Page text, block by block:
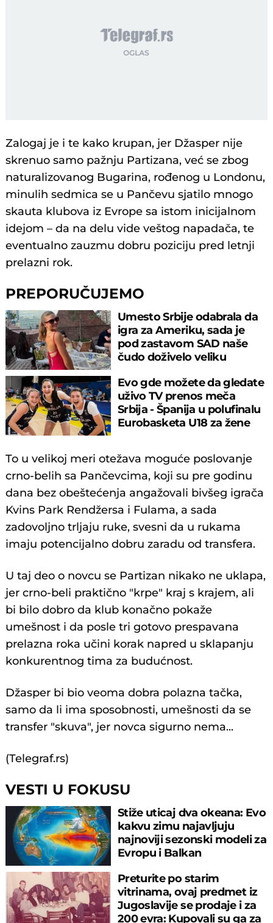
Zalogaj je i te kako krupan, jer Džasper nije
skrenuo samo pažnju Partizana, već se zbog
naturalizovanog Bugarina, rođenog u Londonu,
minulih sedmica se u Pančevu sjatilo mnogo
skauta klubova iz Evrope sa istom inicijalnom
idejom – da na delu vide veštog napadača, te
eventualno zauzmu dobru poziciju pred letnji
prelazni rok.
PREPORUČUJEMO
Umesto Srbije odabrala da
igra za Ameriku, sada je
pod zastavom SAD naše
čudo doživelo veliku
Evo gde možete da gledate
uživo TV prenos meča
Srbija - Španija u polufinalu
Eurobasketa U18 za žene
To u velikoj meri otežava moguće poslovanje
crno-belih sa Pančevcima, koji su pre godinu
dana bez obeštećenja angažovali bivšeg igrača
Kvins Park Rendžersa i Fulama, a sada
zadovoljno trljaju ruke, svesni da u rukama
imaju potencijalno dobru zaradu od transfera.
U taj deo o novcu se Partizan nikako ne uklapa,
jer crno-beli praktično "krpe" kraj s krajem, ali
bi bilo dobro da klub konačno pokaže
umešnost i da posle tri gotovo prespavana
prelazna roka učini korak napred u sklapanju
konkurentnog tima za budućnost.
Džasper bi bio veoma dobra polazna tačka,
samo da li ima sposobnosti, umešnosti da se
transfer "skuva", jer novca sigurno nema...
(Telegraf.rs)
VESTI U FOKUSU
Stiže uticaj dva okeana: Evo
kakvu zimu najavljuju
najnoviji sezonski modeli za
Evropu i Balkan
Preturite po starim
vitrinama, ovaj predmet iz
Jugoslavije se prodaje i za
200 evra: Kupovali su ga za